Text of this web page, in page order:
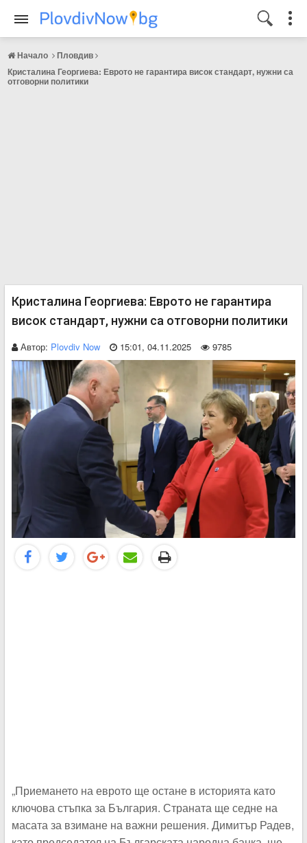
Начало
Пловдив
Кристалина Георгиева: Еврото не гарантира висок стандарт, нужни са
отговорни политики
Кристалина Георгиева: Еврото не гарантира
висок стандарт, нужни са отговорни политики
Автор: Plovdiv Now 15:01, 04.11.2025 9785
„Приемането на еврото ще остане в историята като
ключова стъпка за България. Страната ще седне на
масата за взимане на важни решения. Димитър Радев,